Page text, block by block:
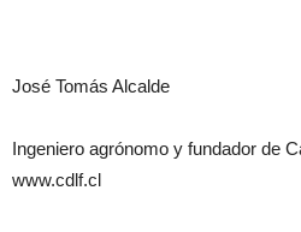
José Tomás Alcalde
Ingeniero agrónomo y fundador de
www.cdlf.cl